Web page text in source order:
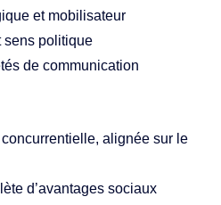
et mobilisateur
sens politique
de communication
alignée sur le
d’avantages sociaux